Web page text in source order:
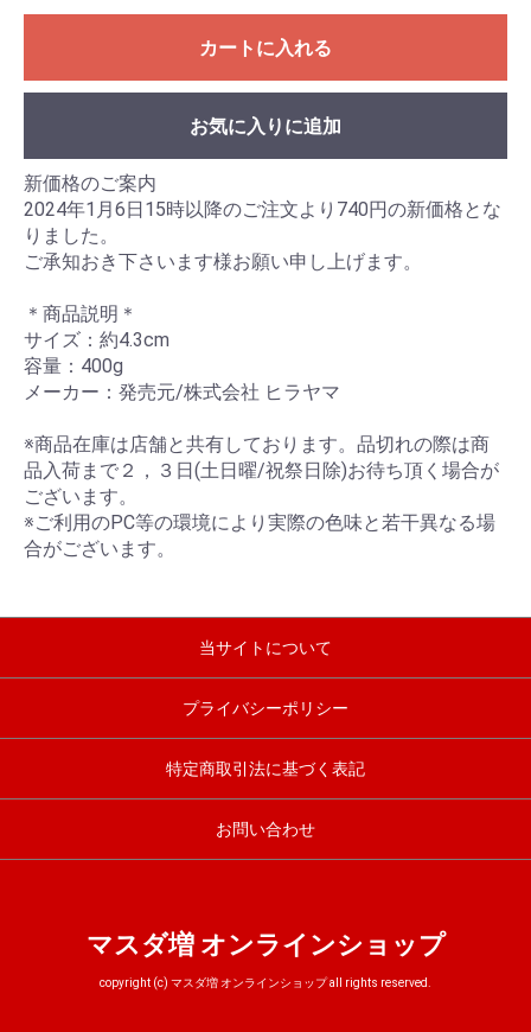
カートに入れる
お気に入りに追加
新価格のご案内
2024年1月6日15時以降のご注文より740円の新価格とな
りました。
ご承知おき下さいます様お願い申し上げます。
＊商品説明＊
サイズ：約4.3cm
容量：400g
メーカー：発売元/株式会社 ヒラヤマ
※商品在庫は店舗と共有しております。品切れの際は商
品入荷まで２，３日(土日曜/祝祭日除)お待ち頂く場合が
ございます。
※ご利用のPC等の環境により実際の色味と若干異なる場
合がございます。
当サイトについて
プライバシーポリシー
特定商取引法に基づく表記
お問い合わせ
マスダ増 オンラインショップ
copyright (c) マスダ増 オンラインショップ all rights reserved.